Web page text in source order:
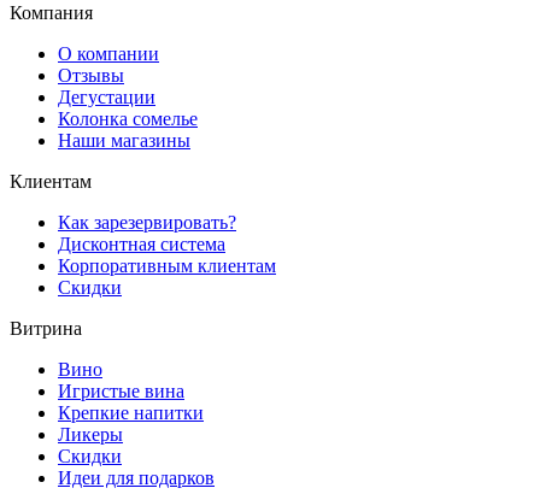
Компания
О компании
Отзывы
Дегустации
Колонка сомелье
Наши магазины
Клиентам
Как зарезервировать?
Дисконтная система
Корпоративным клиентам
Скидки
Витрина
Вино
Игристые вина
Крепкие напитки
Ликеры
Скидки
Идеи для подарков